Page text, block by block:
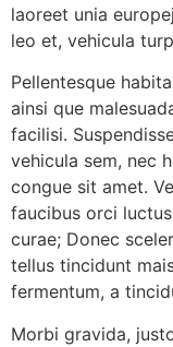
laoreet unia
leo et, vehicula
Pellentesque
ainsi que
facilisi.
vehicula sem, nec
congue sit amet.
faucibus orci
curae; Donec
tellus tincidunt
fermentum, a
Morbi gravida,